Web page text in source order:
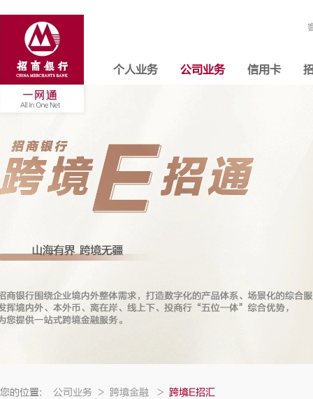
个人业务 公司业务 信用卡
您的位置: 公司业务 > 跨境金融 > 跨境E招汇